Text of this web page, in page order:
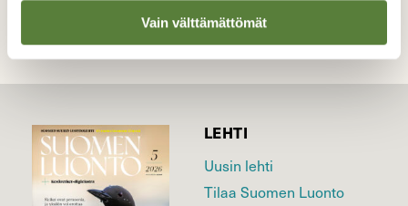
Vain välttämättömät
LEHTI
Uusin lehti
Tilaa Suomen Luonto